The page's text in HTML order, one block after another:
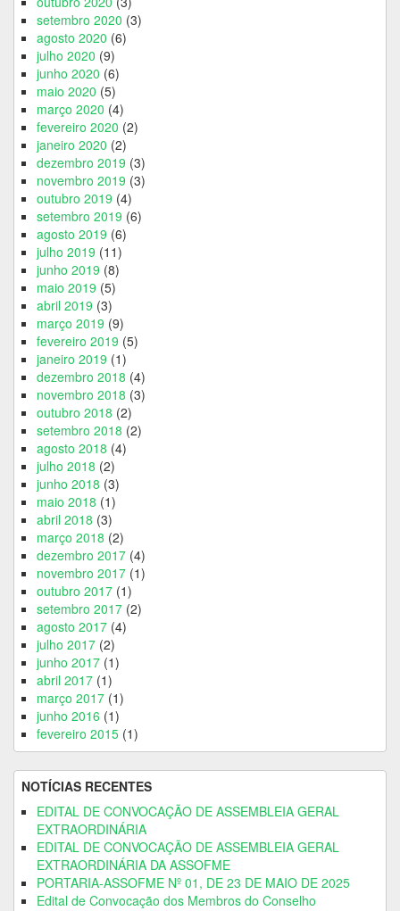
setembro 2020 (3)
agosto 2020 (6)
julho 2020 (9)
junho 2020 (6)
maio 2020 (5)
março 2020 (4)
fevereiro 2020 (2)
janeiro 2020 (2)
dezembro 2019 (3)
novembro 2019 (3)
outubro 2019 (4)
setembro 2019 (6)
agosto 2019 (6)
julho 2019 (11)
junho 2019 (8)
maio 2019 (5)
abril 2019 (3)
março 2019 (9)
fevereiro 2019 (5)
janeiro 2019 (1)
dezembro 2018 (4)
novembro 2018 (3)
outubro 2018 (2)
setembro 2018 (2)
agosto 2018 (4)
julho 2018 (2)
junho 2018 (3)
maio 2018 (1)
abril 2018 (3)
março 2018 (2)
dezembro 2017 (4)
novembro 2017 (1)
outubro 2017 (1)
setembro 2017 (2)
agosto 2017 (4)
julho 2017 (2)
junho 2017 (1)
abril 2017 (1)
março 2017 (1)
junho 2016 (1)
fevereiro 2015 (1)
NOTÍCIAS RECENTES
EDITAL DE CONVOCAÇÃO DE ASSEMBLEIA GERAL
EXTRAORDINÁRIA
EDITAL DE CONVOCAÇÃO DE ASSEMBLEIA GERAL
EXTRAORDINÁRIA DA ASSOFME
PORTARIA-ASSOFME Nº 01, DE 23 DE MAIO DE 2025
Edital de Convocação dos Membros do Conselho